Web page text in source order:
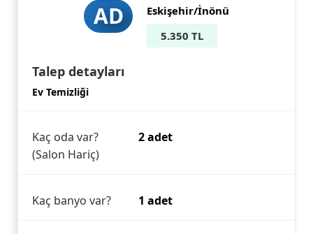
AD
Eskişehir/İnönü
5.350 TL
Talep detayları
Ev Temizliği
Kaç oda var?
(Salon Hariç)
2 adet
Kaç banyo var? 1 adet